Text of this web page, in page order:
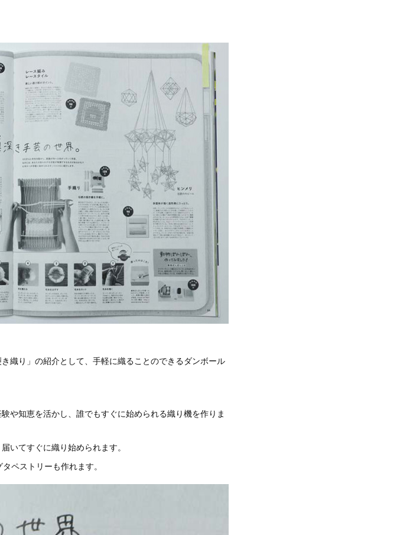
織り」の紹介として、手軽に織ることのできるダンボール
や知恵を活かし、誰でもすぐに始められる織り機を作りま
いてすぐに織り始められます。
ペストリーも作れます。